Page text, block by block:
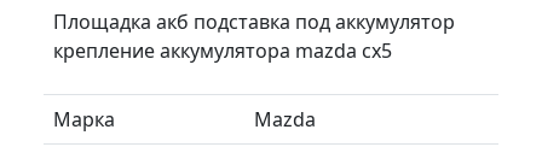
Площадка акб подставка под аккумулятор
крепление аккумулятора mazda cx5
Марка
Mazda